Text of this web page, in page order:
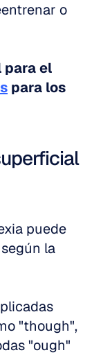
o
el
para los
puede
la
"though",
"ough"